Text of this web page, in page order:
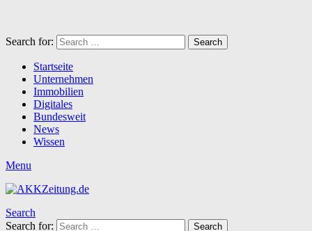
Search for: Search
Startseite
Unternehmen
Immobilien
Digitales
Bundesweit
News
Wissen
Menu
Search
Search for:
Search